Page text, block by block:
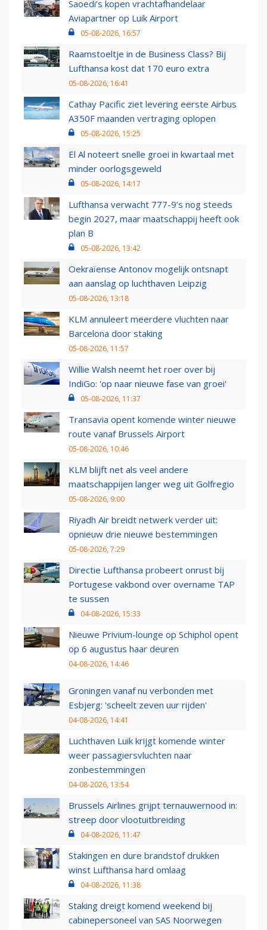
Saoedi’s kopen vrachtafhandelaar
Aviapartner op Luik Airport
05-08-2026, 16:57
Raamstoeltje in de Business Class? Bij
Lufthansa kost dat 170 euro extra
05-08-2026, 16:41
Cathay Pacific ziet levering eerste Airbus
A350F maanden vertraging oplopen
05-08-2026, 15:25
El Al noteert snelle groei in kwartaal met
minder oorlogsgeweld
05-08-2026, 14:17
Lufthansa verwacht 777-9’s nog steeds
begin 2027, maar maatschappij heeft ook
plan B
05-08-2026, 13:42
Oekraïense Antonov mogelijk ontsnapt
aan aanslag op luchthaven Leipzig
05-08-2026, 13:18
KLM annuleert meerdere vluchten naar
Barcelona door staking
05-08-2026, 11:57
Willie Walsh neemt het roer over bij
IndiGo: 'op naar nieuwe fase van groei'
05-08-2026, 11:37
Transavia opent komende winter nieuwe
route vanaf Brussels Airport
05-08-2026, 10:46
KLM blijft net als veel andere
maatschappijen langer weg uit Golfregio
05-08-2026, 9:00
Riyadh Air breidt netwerk verder uit:
opnieuw drie nieuwe bestemmingen
05-08-2026, 7:29
Directie Lufthansa probeert onrust bij
Portugese vakbond over overname TAP
te sussen
04-08-2026, 15:33
Nieuwe Privium-lounge op Schiphol opent
op 6 augustus haar deuren
04-08-2026, 14:46
Groningen vanaf nu verbonden met
Esbjerg: 'scheelt zeven uur rijden'
04-08-2026, 14:41
Luchthaven Luik krijgt komende winter
weer passagiersvluchten naar
zonbestemmingen
04-08-2026, 13:54
Brussels Airlines grijpt ternauwernood in:
streep door vlootuitbreiding
04-08-2026, 11:47
Stakingen en dure brandstof drukken
winst Lufthansa hard omlaag
04-08-2026, 11:38
Staking dreigt komend weekend bij
cabinepersoneel van SAS Noorwegen